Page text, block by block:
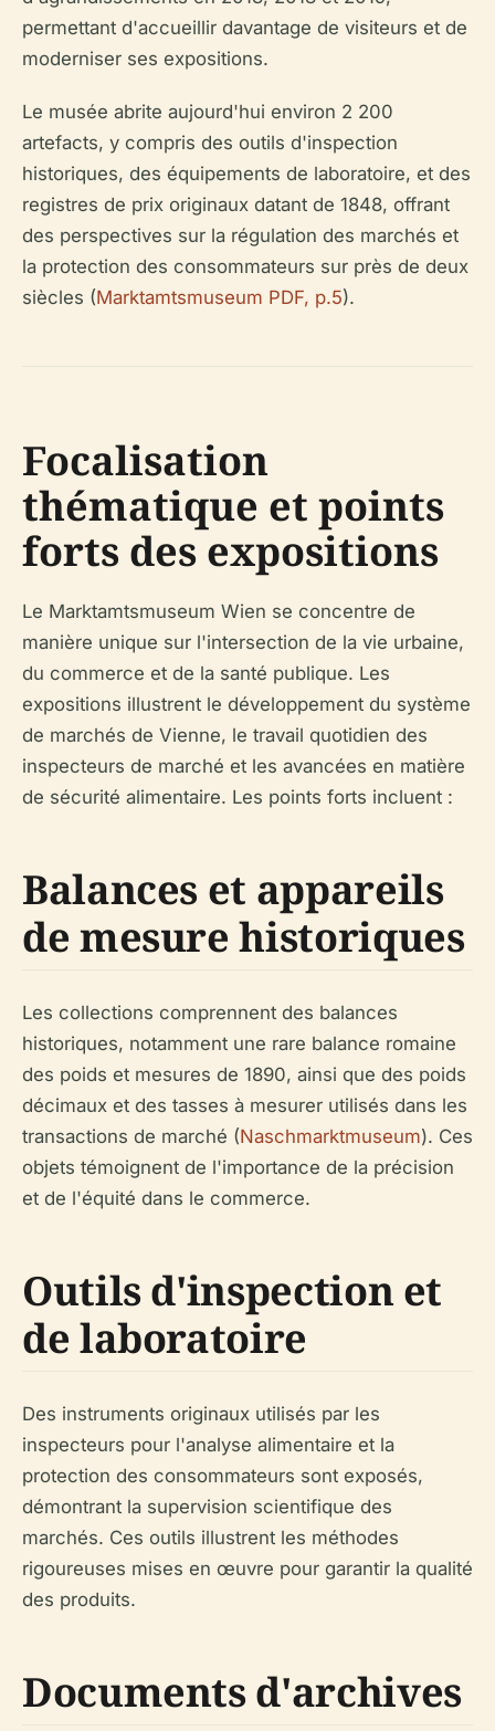
permettant d'accueillir davantage de visiteurs et de
moderniser ses expositions.
Le musée abrite aujourd'hui environ 2 200
artefacts, y compris des outils d'inspection
historiques, des équipements de laboratoire, et des
registres de prix originaux datant de 1848, offrant
des perspectives sur la régulation des marchés et
la protection des consommateurs sur près de deux
siècles (Marktamtsmuseum PDF, p.5).
Focalisation
thématique et points
forts des expositions
Le Marktamtsmuseum Wien se concentre de
manière unique sur l'intersection de la vie urbaine,
du commerce et de la santé publique. Les
expositions illustrent le développement du système
de marchés de Vienne, le travail quotidien des
inspecteurs de marché et les avancées en matière
de sécurité alimentaire. Les points forts incluent :
Balances et appareils
de mesure historiques
Les collections comprennent des balances
historiques, notamment une rare balance romaine
des poids et mesures de 1890, ainsi que des poids
décimaux et des tasses à mesurer utilisés dans les
transactions de marché (Naschmarktmuseum). Ces
objets témoignent de l'importance de la précision
et de l'équité dans le commerce.
Outils d'inspection et
de laboratoire
Des instruments originaux utilisés par les
inspecteurs pour l'analyse alimentaire et la
protection des consommateurs sont exposés,
démontrant la supervision scientifique des
marchés. Ces outils illustrent les méthodes
rigoureuses mises en œuvre pour garantir la qualité
des produits.
Documents d'archives